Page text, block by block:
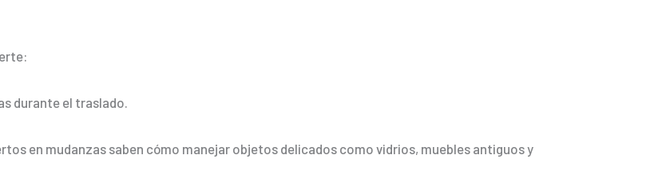
durante el traslado.
en mudanzas saben cómo manejar objetos delicados como vidrios, muebles antiguos y